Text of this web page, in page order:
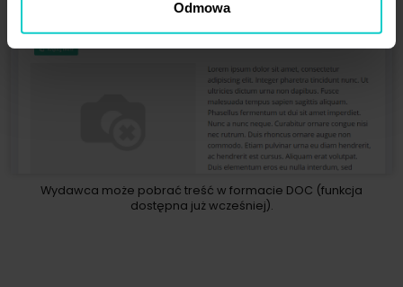
Odmowa
Wydawca może pobrać treść w formacie DOC (funkcja
dostępna już wcześniej).